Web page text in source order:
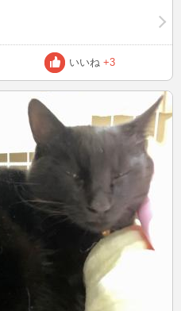
体調良くないけど頑張らない
いいね +3